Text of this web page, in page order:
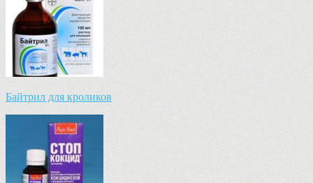
Байтрил для кроликов